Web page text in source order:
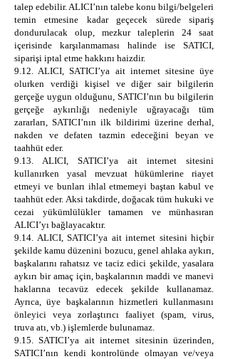
talep edebilir. ALICI’nın talebe konu bilgi/belgeleri
temin etmesine kadar geçecek sürede sipariş
dondurulacak olup, mezkur taleplerin 24 saat
içerisinde karşılanmaması halinde ise SATICI,
siparişi iptal etme hakkını haizdir.
9.12. ALICI, SATICI’ya ait internet sitesine üye
olurken verdiği kişisel ve diğer sair bilgilerin
gerçeğe uygun olduğunu, SATICI’nın bu bilgilerin
gerçeğe aykırılığı nedeniyle uğrayacağı tüm
zararları, SATICI’nın ilk bildirimi üzerine derhal,
nakden ve defaten tazmin edeceğini beyan ve
taahhüt eder.
9.13. ALICI, SATICI’ya ait internet sitesini
kullanırken yasal mevzuat hükümlerine riayet
etmeyi ve bunları ihlal etmemeyi baştan kabul ve
taahhüt eder. Aksi takdirde, doğacak tüm hukuki ve
cezai yükümlülükler tamamen ve münhasıran
ALICI’yı bağlayacaktır.
9.14. ALICI, SATICI’ya ait internet sitesini hiçbir
şekilde kamu düzenini bozucu, genel ahlaka aykırı,
başkalarını rahatsız ve taciz edici şekilde, yasalara
aykırı bir amaç için, başkalarının maddi ve manevi
haklarına tecavüz edecek şekilde kullanamaz.
Ayrıca, üye başkalarının hizmetleri kullanmasını
önleyici veya zorlaştırıcı faaliyet (spam, virus,
truva atı, vb.) işlemlerde bulunamaz.
9.15. SATICI’ya ait internet sitesinin üzerinden,
SATICI’nın kendi kontrolünde olmayan ve/veya